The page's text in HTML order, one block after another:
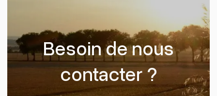
Besoin de nous
contacter ?